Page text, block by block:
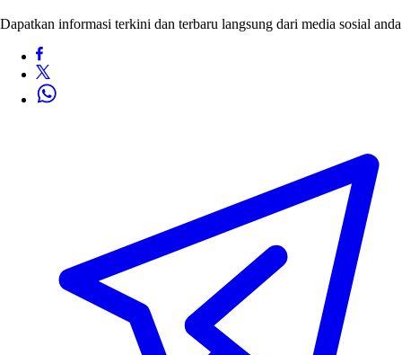
Dapatkan informasi terkini dan terbaru langsung dari media sosial anda